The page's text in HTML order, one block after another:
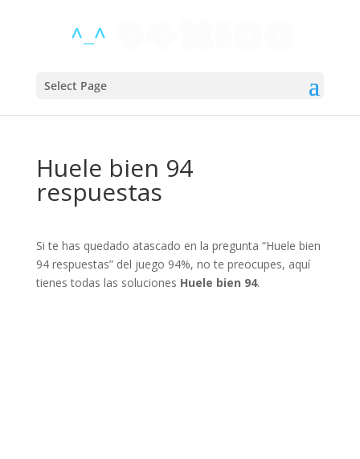
Select Page
Huele bien 94
respuestas
Si te has quedado atascado en la pregunta “Huele bien
94 respuestas” del juego 94%, no te preocupes, aquí
tienes todas las soluciones Huele bien 94.